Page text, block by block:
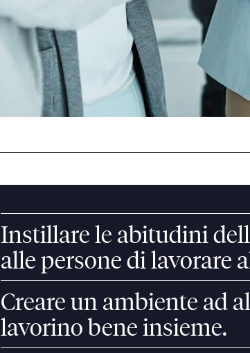
Instillare le abitudini
alle persone di lavorare
Creare un ambiente ad
lavorino bene insieme.